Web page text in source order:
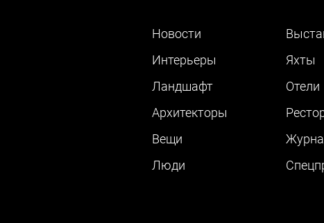
Новости
Интерьеры
Ландшафт
Архитекторы
Вещи
Люди
Яхты
Отели